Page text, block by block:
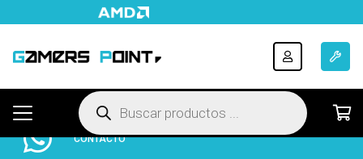
Búsqueda
de
productos
HASTA 12 CUOTAS FIJAS
CONTACTO